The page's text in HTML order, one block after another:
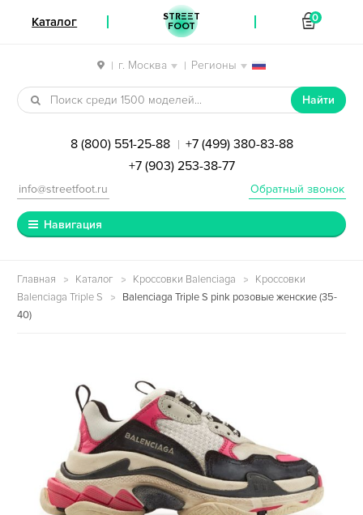
| г. Москва | Регионы
Перейти к навигации
Перейти к содержимому
Найти
8 (800) 551-25-88 | +7 (499) 380-83-88
+7 (903) 253-38-77
Обратный звонок
info@streetfoot.ru
Навигация
Главная Каталог Кроссовки Balenciaga
Кроссовки
Balenciaga Triple S
Balenciaga Triple S pink розовые женские (35-
40)
Каталог STREET
FOOT
0